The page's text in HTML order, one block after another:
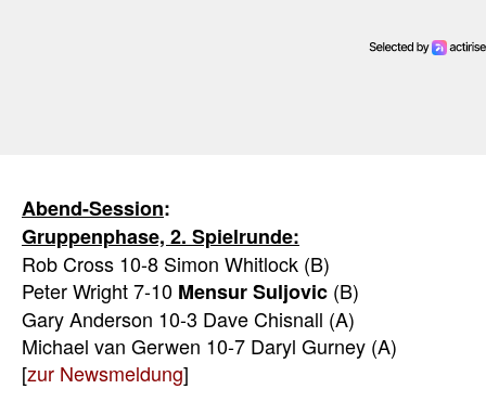
Abend-Session:
Gruppenphase, 2. Spielrunde:
Rob Cross 10-8 Simon Whitlock (B)
Peter Wright 7-10 Mensur Suljovic (B)
Gary Anderson 10-3 Dave Chisnall (A)
Michael van Gerwen 10-7 Daryl Gurney (A)​​​​​​​
[zur Newsmeldung]